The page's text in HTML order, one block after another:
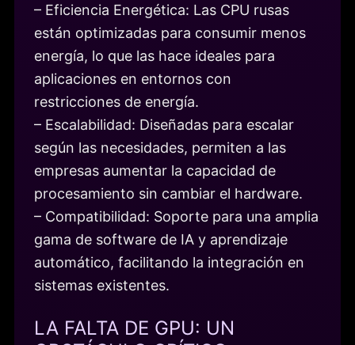
– Eficiencia Energética: Las CPU rusas
están optimizadas para consumir menos
energía, lo que las hace ideales para
aplicaciones en entornos con
restricciones de energía.
– Escalabilidad: Diseñadas para escalar
según las necesidades, permiten a las
empresas aumentar la capacidad de
procesamiento sin cambiar el hardware.
– Compatibilidad: Soporte para una amplia
gama de software de IA y aprendizaje
automático, facilitando la integración en
sistemas existentes.
LA FALTA DE GPU: UN